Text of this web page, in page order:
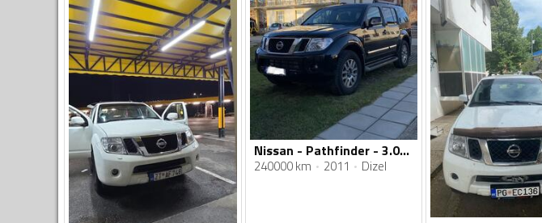
Nissan - Pathfinder - 3.0dci
240000 km 2011 Dizel